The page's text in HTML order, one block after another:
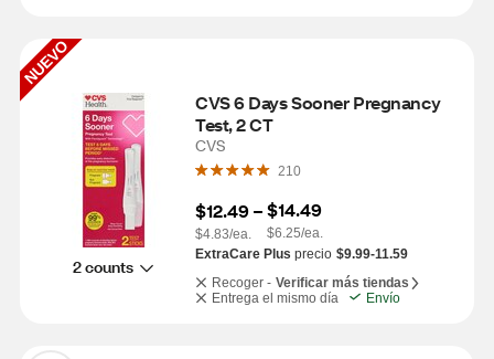
NUEVO
2 counts
CVS 6 Days Sooner Pregnancy
Test, 2 CT
CVS
210
$12.49 –
$4.83/ea.
$14.49
$6.25/ea.
ExtraCare Plus precio $9.99-11.59
Recoger - Verificar más tiendas
Entrega el mismo día
Envío